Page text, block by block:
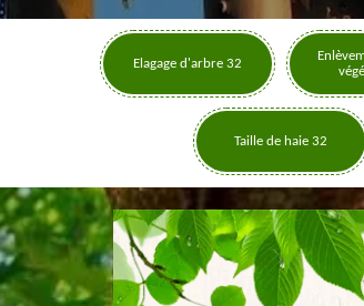
Elagage d'arbre 32
Taille de haie 32